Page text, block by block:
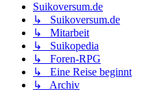
Suikoversum.de
↳ Suikoversum.de
↳ Mitarbeit
↳ Suikopedia
↳ Foren-RPG
↳ Eine Reise beginnt
↳ Archiv